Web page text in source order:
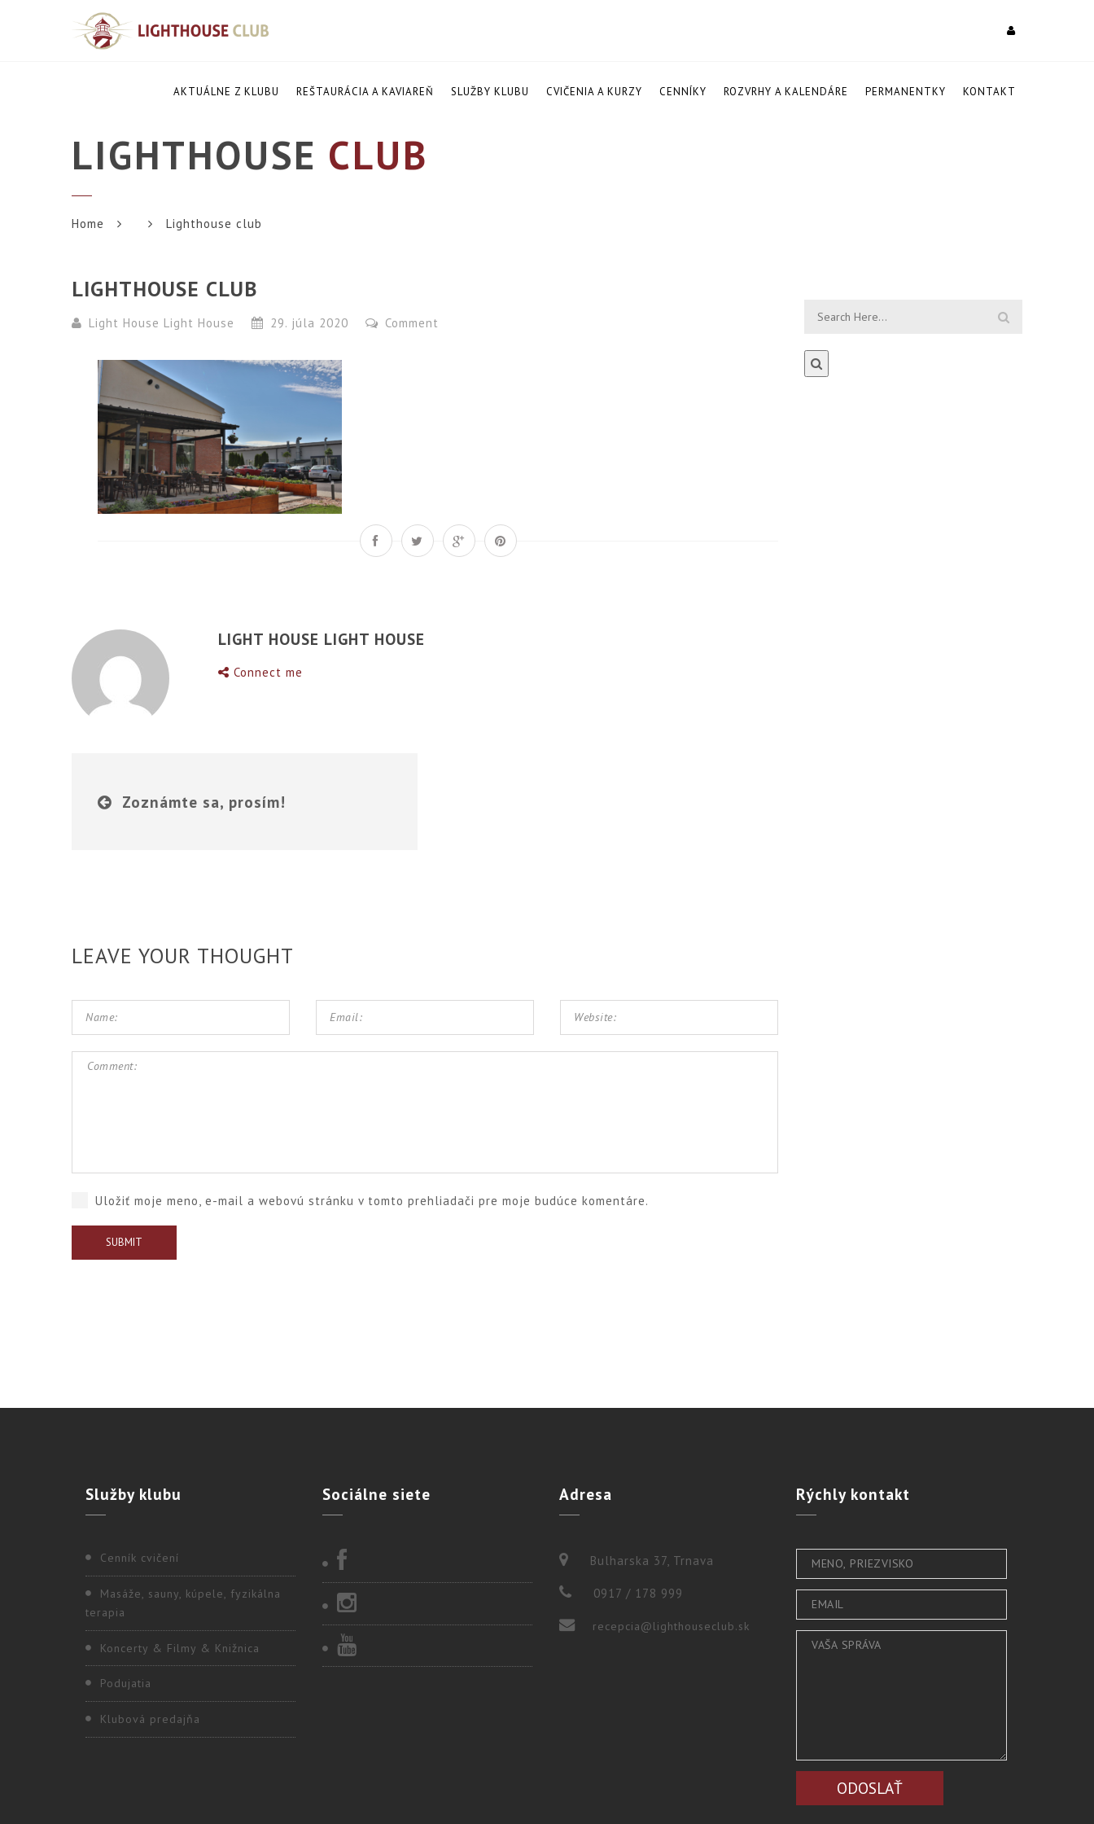
AKTUÁLNE Z KLUBU REŠTAURÁCIA A KAVIAREŇ SLUŽBY KLUBU CVIČENIA A KURZY CENNÍKY ROZVRHY A KALENDÁRE PERMANENTKY KONTAKT
LIGHTHOUSE CLUB
Home Lighthouse club
LIGHTHOUSE CLUB
Light House Light House 29. júla 2020 Comment
LIGHT HOUSE LIGHT HOUSE
Connect me
Zoznámte sa, prosím!
LEAVE YOUR THOUGHT
Uložiť moje meno, e-mail a webovú stránku v tomto prehliadači pre moje budúce komentáre.
Službyklubu
Cenník cvičení
Masáže, sauny, kúpele, fyzikálna
terapia
Koncerty & Filmy & Knižnica
Podujatia
Klubová predajňa
Sociálne siete Adresa
Bulharska 37, Trnava
0917 / 178 999
recepcia@lighthouseclub.sk
Rýchlykontakt